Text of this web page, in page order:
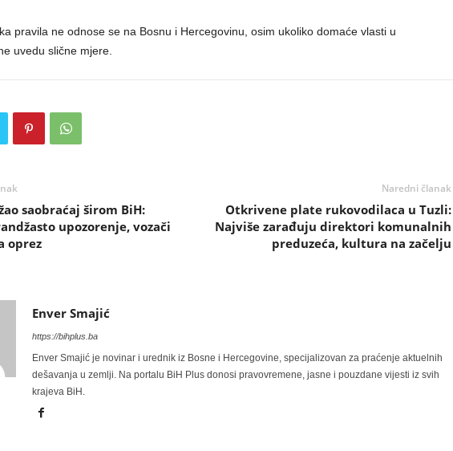
pravila ne odnose se na Bosnu i Hercegovinu, osim ukoliko domaće vlasti u
uvedu slične mjere.
saobraćaj širom BiH:
upozorenje, vozači
oprez
Naredni članak
Otkrivene plate rukovodilaca u Tuzli:
Najviše zarađuju direktori komunalnih
preduzeća, kultura na začelju
Enver Smajić
https://bihplus.ba
Enver Smajić je novinar i urednik iz Bosne i Hercegovine, specijalizovan za praćenje aktuelnih
dešavanja u zemlji. Na portalu BiH Plus donosi pravovremene, jasne i pouzdane vijesti iz svih
krajeva BiH.